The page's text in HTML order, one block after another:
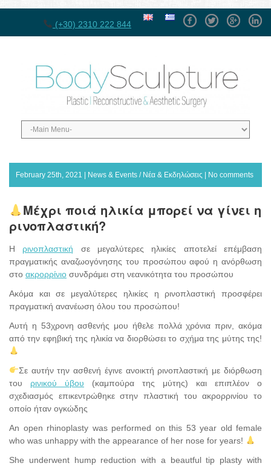
(+30) 2310 222 844
FacebookTwitterGPlus
February 25th, 2021 | News & Events / Νέα & Εκδηλώσεις | No comments
Μέχρι ποιά ηλικία μπορεί να γίνει η
ρινοπλαστική?
Η ρινοπλαστική σε μεγαλύτερες ηλικίες αποτελεί επέμβαση
πραγματικής αναζωογόνησης του προσώπου αφού η ανόρθωση
στο ακρορρίνιο συνδράμει στη νεανικότητα του προσώπου
Ακόμα και σε μεγαλύτερες ηλικίες η ρινοπλαστική προσφέρει
πραγματική ανανέωση όλου του προσώπου!
Αυτή η 53χρονη ασθενής μου ήθελε πολλά χρόνια πριν, ακόμα
από την εφηβική της ηλικία να διορθώσει το σχήμα της μύτης της!
Σε αυτήν την ασθενή έγινε ανοικτή ρινοπλαστική με διόρθωση
του ρινικού ύβου (καμπούρα της μύτης) και επιπλέον ο
σχεδιασμός επικεντρώθηκε στην πλαστική του ακρορρινίου το
οποίο ήταν ογκώδης
An open rhinoplasty was performed on this 53 year old female
who was unhappy with the appearance of her nose for years!
She underwent hump reduction with a beautful tip plasty with